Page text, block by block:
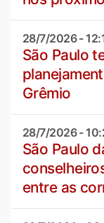
28/7/2026 -
São Paulo
Grêmio
28/7/2026 -
São Paulo
entre as